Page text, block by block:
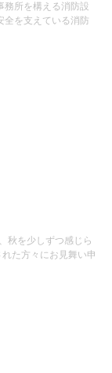
所を構える消防設
全を支えている消防
秋を少しずつ感じら
た方々にお見舞い申